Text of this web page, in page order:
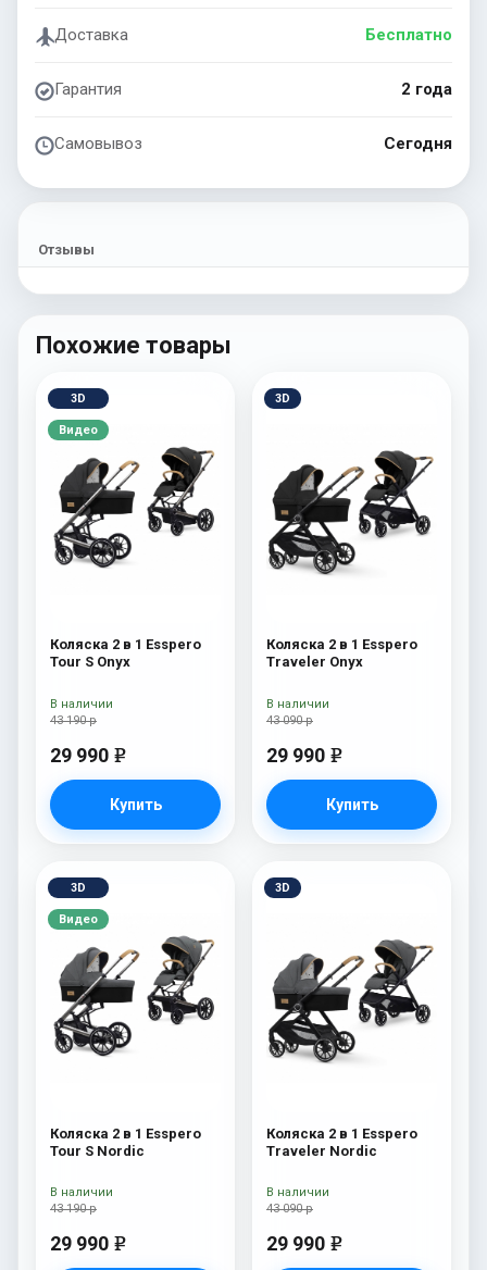
Доставка Бесплатно
Гарантия 2 года
Самовывоз Сегодня
Отзывы
Похожие товары
3D
Видео
Коляска 2 в 1 Esspero
Tour S Onyx
43 190 р
29 990 e
Купить
В наличии
3D
Коляска 2 в 1 Esspero
Traveler Onyx
43 090 р
29 990 e
Купить
В наличии
3D
Видео
Коляска 2 в 1 Esspero
Tour S Nordic
43 190 р
29 990 e
В наличии
3D
Коляска 2 в 1 Esspero
Traveler Nordic
43 090 р
29 990 e
В наличии